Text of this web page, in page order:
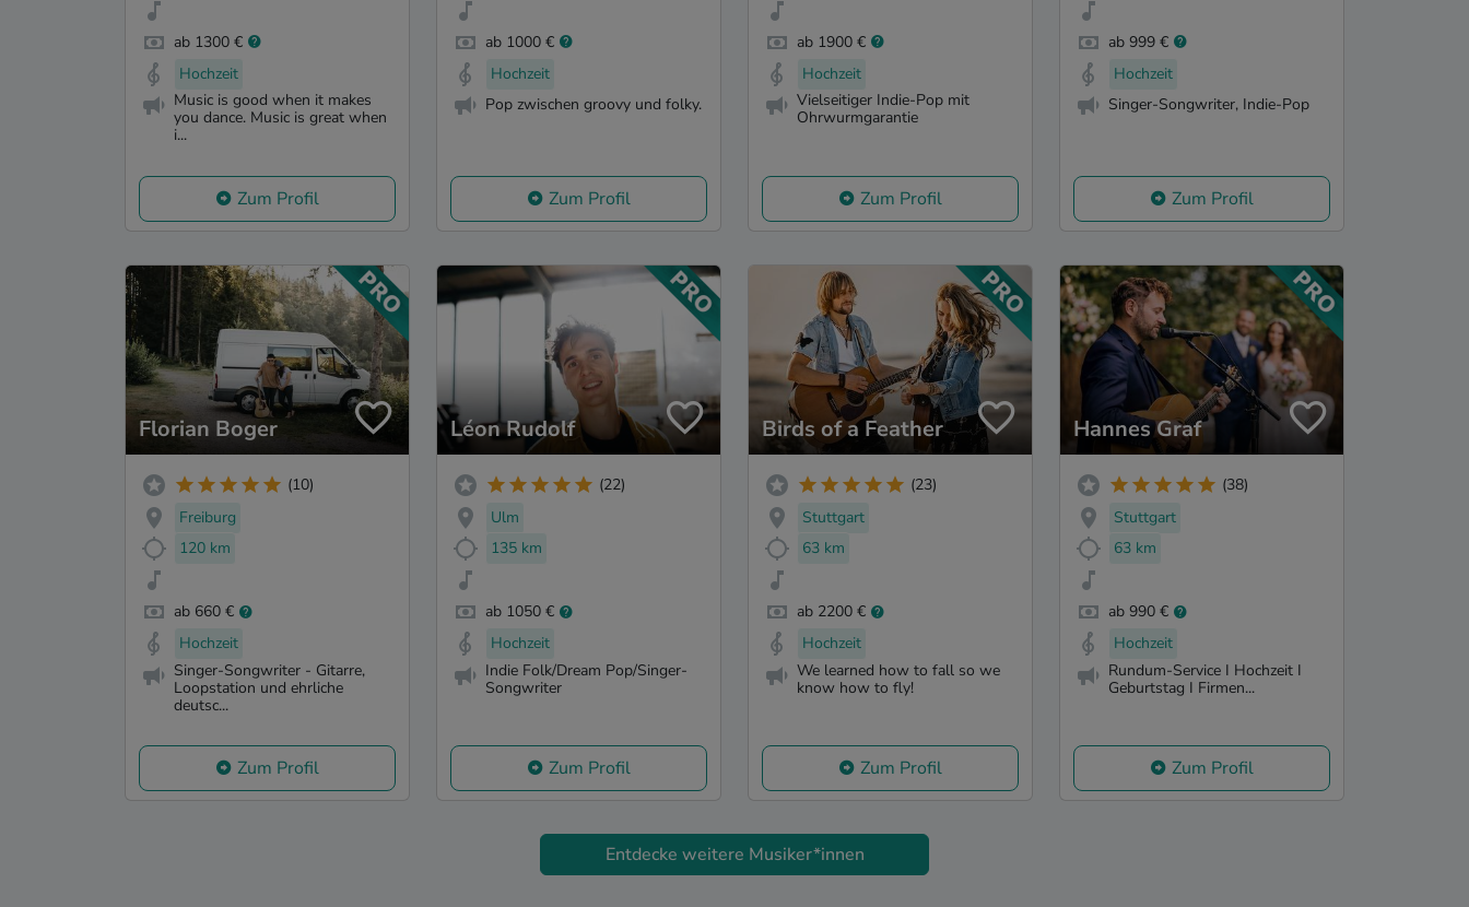
ab 1300 €
Hochzeit
Music is good when it makes
you dance. Music is great when
i...
Zum Profil
ab 1000 €
Hochzeit
Pop zwischen groovy und folky.
Zum Profil
ab 1900 €
Hochzeit
Vielseitiger Indie-Pop mit
Ohrwurmgarantie
Zum Profil
ab 999 €
Hochzeit
Singer-Songwriter, Indie-Pop
Zum Profil
Florian Boger
(10)
Freiburg
120 km
ab 660 €
Hochzeit
Singer-Songwriter - Gitarre,
Loopstation und ehrliche
deutsc...
Zum Profil
Léon Rudolf
(22)
Ulm
135 km
ab 1050 €
Hochzeit
Indie Folk/Dream Pop/Singer-
Songwriter
Zum Profil
Birds of a Feather
(23)
Stuttgart
63 km
ab 2200 €
Hochzeit
We learned how to fall so we
know how to fly!
Zum Profil
Hannes Graf
(38)
Stuttgart
63 km
ab 990 €
Hochzeit
Rundum-Service I Hochzeit I
Geburtstag I Firmen...
Zum Profil
Entdecke weitere Musiker*innen